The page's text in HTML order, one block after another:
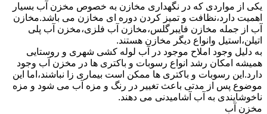
یکی از مواردی که در نگهداری مخازن به خصوص مخزن آب بسیار
اهمیت دارد،نظافت و تمیز کردن دوره ای مخازن می باشد.مخازن
آب از جمله مخازن فایبرگلس،مخازن آب فلزی،مخزن آب پلی
اتیلن،استیل وانواع دیگر مخازن هستند.
به دلیل وجود املاح موجود در آب لوله کشی شهری و روستایی
همیشه امکان رشد انواع رسوبات و باکتری ها در مخزن آب وجود
دارد.این رسوبات و باکتری ها ممکن است بیماری زا نباشند،اما این
موضوع پس از مدتی باعث تغییر در رنگ و مزه آب می شود و مزه
ناخوشایندی به آب آشامیدنی می دهند.
مخزن آب